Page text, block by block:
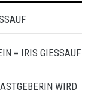
= IRIS GIESSAUF
WIRD